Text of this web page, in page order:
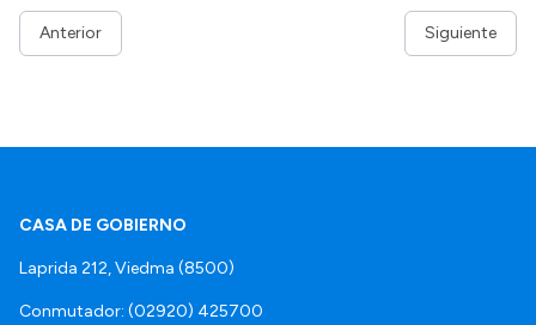
Anterior Siguiente
CASA DE GOBIERNO
Laprida 212, Viedma (8500)
Conmutador: (02920) 425700